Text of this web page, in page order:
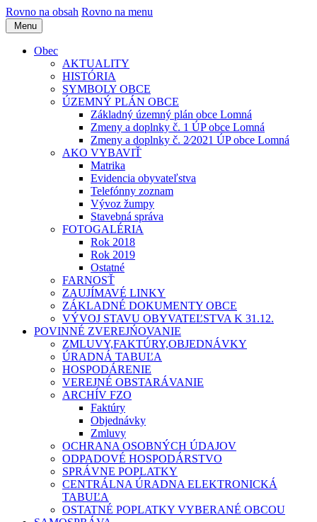
Rovno na obsah Rovno na menu
Menu
Obec
AKTUALITY
HISTÓRIA
SYMBOLY OBCE
ÚZEMNÝ PLÁN OBCE
Základný územný plán obce Lomná
Zmeny a doplnky č. 1 ÚP obce Lomná
Zmeny a doplnky č. 2⁄2021 ÚP obce Lomná
AKO VYBAVIŤ
Matrika
Evidencia obyvateľstva
Telefónny zoznam
Vývoz žumpy
Stavebná správa
FOTOGALÉRIA
Rok 2018
Rok 2019
Ostatné
FARNOSŤ
ZAUJÍMAVÉ LINKY
ZÁKLADNÉ DOKUMENTY OBCE
VÝVOJ STAVU OBYVATEĽSTVA K 31.12.
POVINNÉ ZVEREJŃOVANIE
ZMLUVY,FAKTÚRY,OBJEDNÁVKY
ÚRADNÁ TABUĽA
HOSPODÁRENIE
VEREJNÉ OBSTARÁVANIE
ARCHÍV FZO
Faktúry
Objednávky
Zmluvy
OCHRANA OSOBNÝCH ÚDAJOV
ODPADOVÉ HOSPODÁRSTVO
SPRÁVNE POPLATKY
CENTRÁLNA ÚRADNA ELEKTRONICKÁ
TABUĽA
OSTATNÉ POPLATKY VYBERANÉ OBCOU